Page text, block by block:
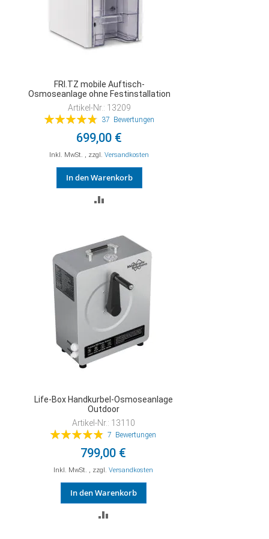
FRI.TZ mobile Auftisch-
Osmoseanlage ohne Festinstallation
Artikel-Nr.: 13209
Bewertung:
37 Bewertungen
699,00 €
Inkl. MwSt. , zzgl. Versandkosten
In den Warenkorb
HINZUFÜGEN
Life-Box Handkurbel-Osmoseanlage
Outdoor
Artikel-Nr.: 13110
Bewertung:
7 Bewertungen
799,00 €
Inkl. MwSt. , zzgl.Versandkosten
In den Warenkorb